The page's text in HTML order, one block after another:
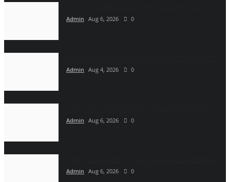
Admin Aug 6, 2026 0
Admin Aug 4, 2026 0
Admin Aug 6, 2026 0
Admin Aug 6, 2026 0